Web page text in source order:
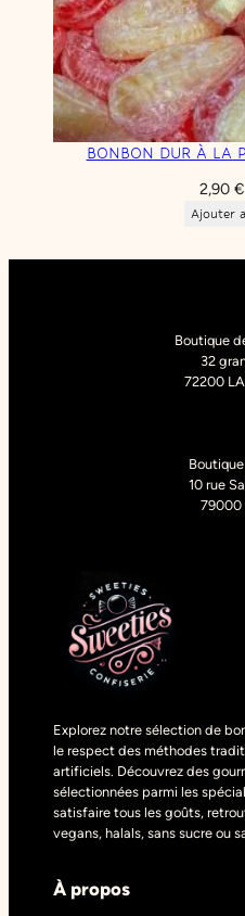
BONBON DUR À LA
2,90 €
Ajouter
Boutique
32
72200
10 rue
79000
Explorez notre sélection de
le respect des méthodes
artificiels. Découvrez des
sélectionnées parmi les
satisfaire tous les goûts,
vegans, halals, sans sucre ou
À propos